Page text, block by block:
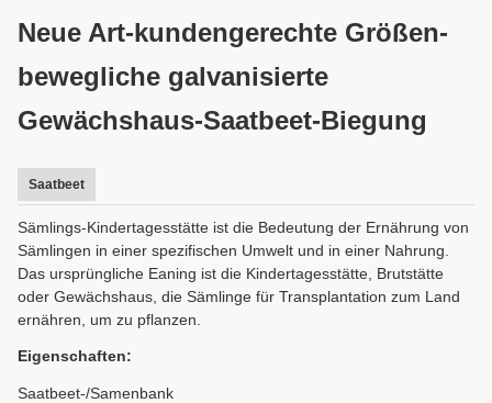
Neue Art-kundengerechte Größen-
bewegliche galvanisierte
Gewächshaus-Saatbeet-Biegung
Saatbeet
Sämlings-Kindertagesstätte ist die Bedeutung der Ernährung von
Sämlingen in einer spezifischen Umwelt und in einer Nahrung.
Das ursprüngliche Eaning ist die Kindertagesstätte, Brutstätte
oder Gewächshaus, die Sämlinge für Transplantation zum Land
ernähren, um zu pflanzen.
Eigenschaften:
Saatbeet-/Samenbank